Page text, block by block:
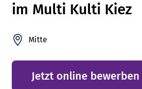
im Multi Kulti Kiez
Mitte
Jetzt online bewerben